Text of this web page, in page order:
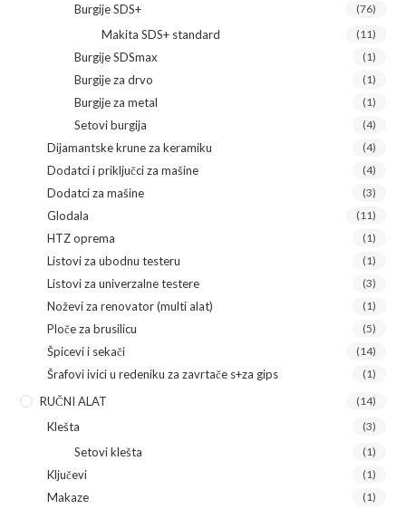
Burgije SDS+ (76)
Makita SDS+ standard (11)
Burgije SDSmax (1)
Burgije za drvo (1)
Burgije za metal (1)
Setovi burgija (4)
Dijamantske krune za keramiku (4)
Dodatci i priključci za mašine (4)
Dodatci za mašine (3)
Glodala (11)
HTZ oprema (1)
Listovi za ubodnu testeru (1)
Listovi za univerzalne testere (3)
Noževi za renovator (multi alat) (1)
Ploče za brusilicu (5)
Špicevi i sekači (14)
Šrafovi ivici u redeniku za zavrtače s+za gips (1)
RUČNI ALAT (14)
Klešta (3)
Setovi klešta (1)
Ključevi (1)
Makaze (1)